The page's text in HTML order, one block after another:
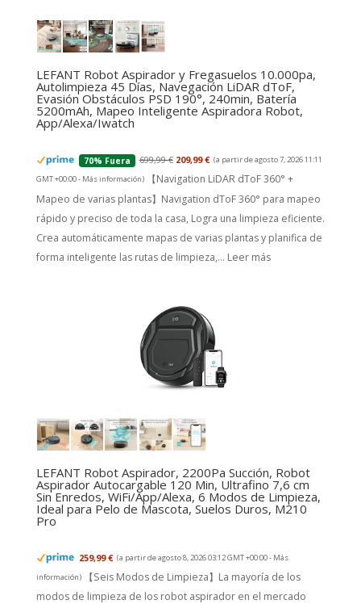
LEFANT Robot Aspirador y Fregasuelos 10.000pa,
Autolimpieza 45 Días, Navegación LiDAR dToF,
Evasión Obstáculos PSD 190°, 240min, Batería
5200mAh, Mapeo Inteligente Aspiradora Robot,
App/Alexa/Iwatch
70% Fuera 699,99 € 209,99 € (a partir de agosto 7, 2026 11:11
GMT +00:00 - Más información)
【Navigation LiDAR dToF 360° +
Mapeo de varias plantas】Navigation dToF 360° para mapeo
rápido y preciso de toda la casa, Logra una limpieza eficiente.
Crea automáticamente mapas de varias plantas y planifica de
forma inteligente las rutas de limpieza,... Leer más
LEFANT Robot Aspirador, 2200Pa Succión, Robot
Aspirador Autocargable 120 Min, Ultrafino 7,6 cm
Sin Enredos, WiFi/App/Alexa, 6 Modos de Limpieza,
Ideal para Pelo de Mascota, Suelos Duros, M210
Pro
259,99 € (a partir de agosto 8, 2026 03:12 GMT +00:00 - Más
información)
【Seis Modos de Limpieza】La mayoría de los
modos de limpieza de los robot aspirador en el mercado